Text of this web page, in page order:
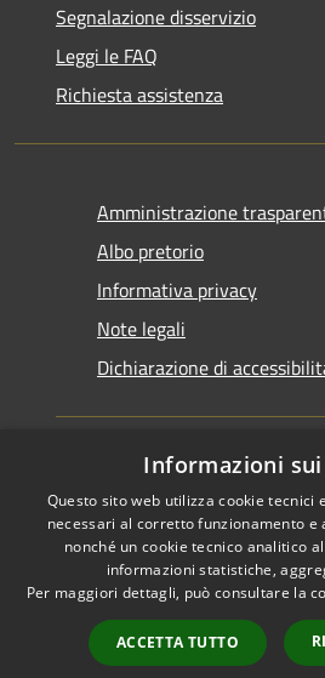
Segnalazione disservizio
Leggi le FAQ
Richiesta assistenza
Amministrazione
Albo pretorio
Informativa privacy
Note legali
Dichiarazione di
RSS
Accessibilità
Cookie
Mappa del sito
Informazioni
Questo sito web utilizza cookie tecnici
necessari al corretto funzionamento e
nonché un cookie tecnico analitico
informazioni statistiche,
Per maggiori dettagli, può consultare la
ACCETTA TUTTO